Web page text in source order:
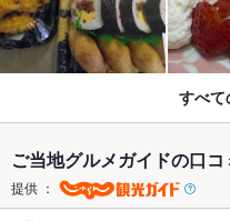
すべて
ご当地グルメガイドの口コ
提供 ：